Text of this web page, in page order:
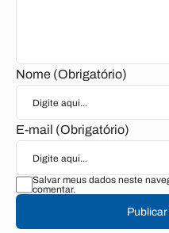
Nome (Obrigatório)
E-mail (Obrigatório)
Salvar meus dados neste
comentar.